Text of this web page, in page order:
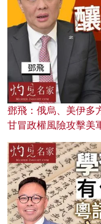
鄧飛：俄烏、美伊多
甘冒政權風險攻擊美